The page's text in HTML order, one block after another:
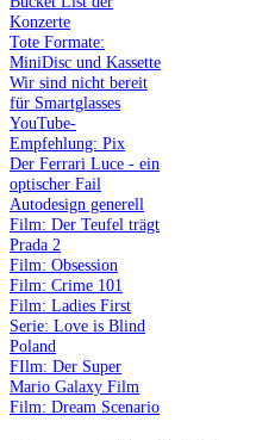
Konzerte
Tote Formate:
MiniDisc und Kassette
Wir sind nicht bereit
für Smartglasses
YouTube-
Empfehlung: Pix
Der Ferrari Luce - ein
optischer Fail
Autodesign generell
Film: Der Teufel trägt
Prada 2
Film: Obsession
Film: Crime 101
Film: Ladies First
Serie: Love is Blind
Poland
FIlm: Der Super
Mario Galaxy Film
Film: Dream Scenario